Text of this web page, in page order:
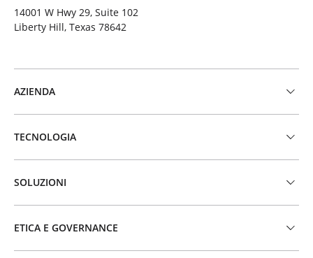
14001 W Hwy 29, Suite 102
Liberty Hill, Texas 78642
AZIENDA
TECNOLOGIA
SOLUZIONI
ETICA E GOVERNANCE